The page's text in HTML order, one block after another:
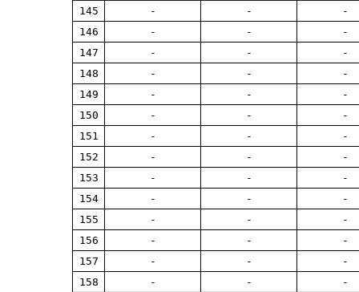
145
- -
-
146
- -
-
147
- -
-
148
- -
-
149
- -
-
150
- -
-
151
- -
-
152
- -
-
153
- -
-
154
- -
-
155
- -
-
156
- -
-
157
- -
-
158
- -
-